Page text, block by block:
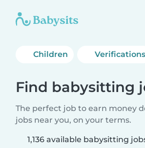
Children Verifications
Find babysitting
The perfect job to earn money
jobs near you, on your terms.
1,136 available babysitting